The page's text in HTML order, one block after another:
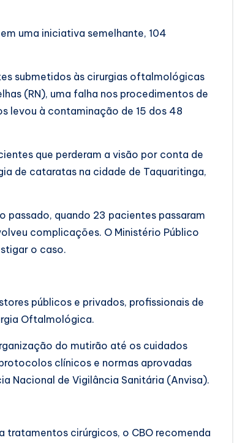
uma iniciativa semelhante, 104
submetidos às cirurgias oftalmológicas
(RN), uma falha nos procedimentos de
levou à contaminação de 15 dos 48
que perderam a visão por conta de
de cataratas na cidade de Taquaritinga,
passado, quando 23 pacientes passaram
complicações. O Ministério Público
o caso.
públicos e privados, profissionais de
Oftalmológica.
do mutirão até os cuidados
clínicos e normas aprovadas
Nacional de Vigilância Sanitária (Anvisa).
tratamentos cirúrgicos, o CBO recomenda